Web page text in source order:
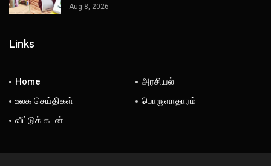
Aug 8, 2026
Links
Home
அரசியல்
உலக செய்திகள்
பொருளாதாரம்
வீட்டுக் கடன்